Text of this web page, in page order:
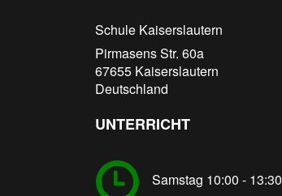
Schule Kaiserslautern
Pirmasens Str. 60a
67655 Kaiserslautern
Deutschland
UNTERRICHT
Samstag 10:00 - 13:30